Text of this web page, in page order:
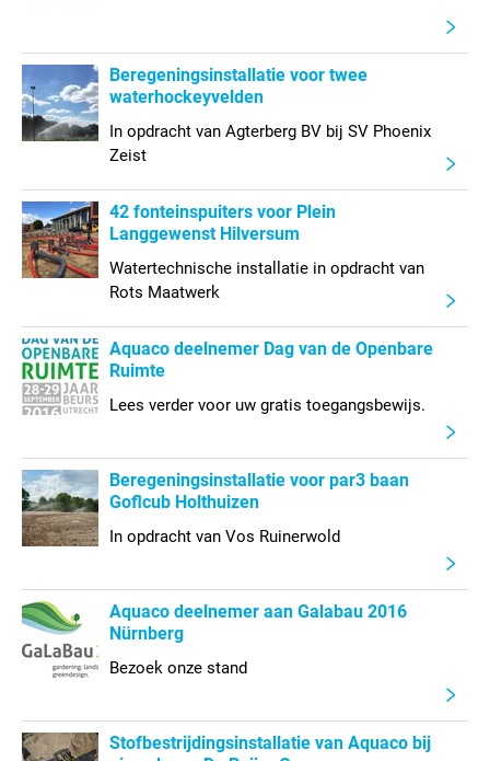
Beregeningsinstallatie voor twee
waterhockeyvelden
In opdracht van Agterberg BV bij SV Phoenix
Zeist
42 fonteinspuiters voor Plein
Langgewenst Hilversum
Watertechnische installatie in opdracht van
Rots Maatwerk
Aquaco deelnemer Dag van de Openbare
Ruimte
Lees verder voor uw gratis toegangsbewijs.
Beregeningsinstallatie voor par3 baan
Goflcub Holthuizen
In opdracht van Vos Ruinerwold
Aquaco deelnemer aan Galabau 2016
Nürnberg
Bezoek onze stand
Stofbestrijdingsinstallatie van Aquaco bij